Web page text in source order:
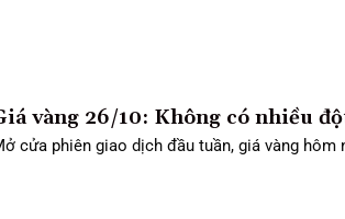
vàng 26/10: Không có nhiều
cửa phiên giao dịch đầu tuần, giá vàng hôm